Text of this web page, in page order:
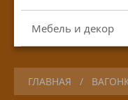
Мебель и декор
ГЛАВНАЯ